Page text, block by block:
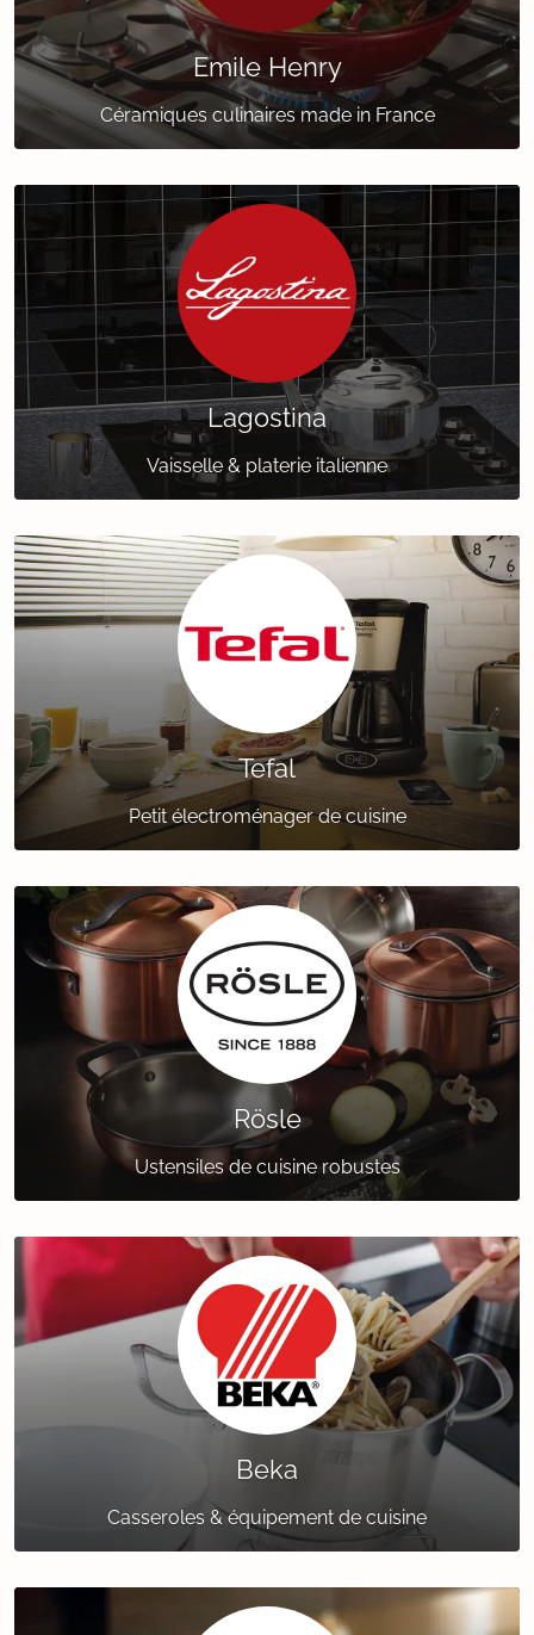
Emile Henry
Céramiques culinaires made in France
Lagostina
Vaisselle & platerie italienne
Tefal
Petit électroménager de cuisine
Rösle
Ustensiles de cuisine robustes
Beka
Casseroles & équipement de cuisine